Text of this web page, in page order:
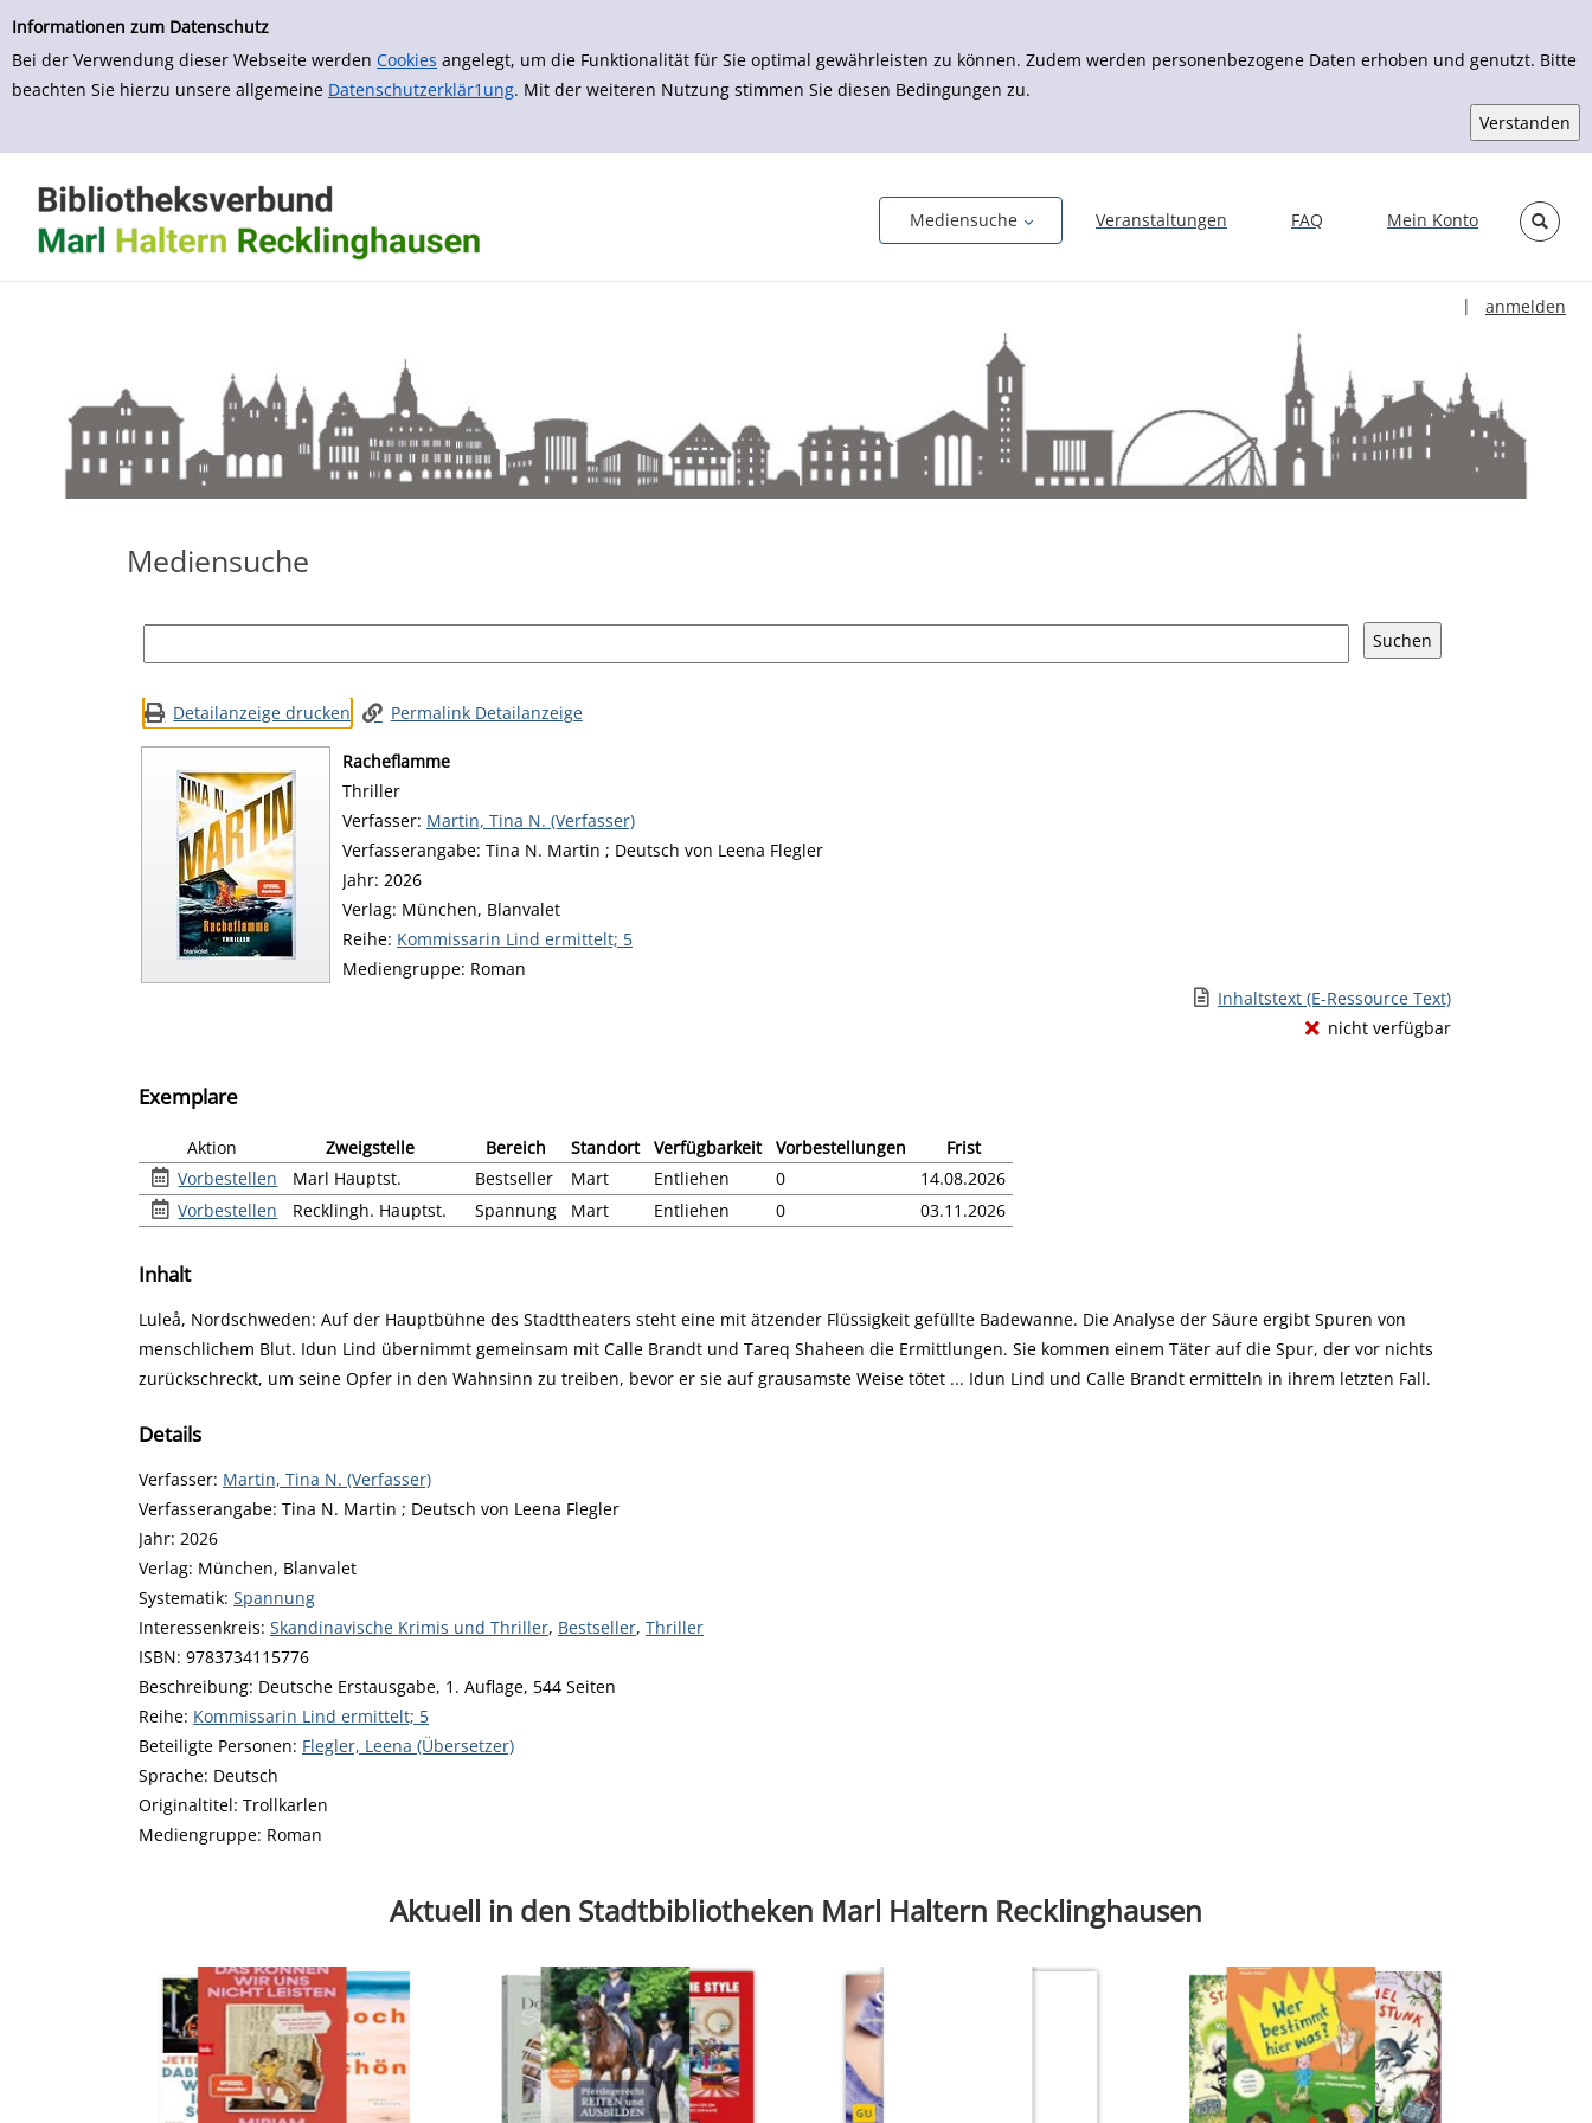
Informationen zum Datenschutz
Bei der Verwendung dieser Webseite werden Cookies angelegt, um die Funktionalität für Sie optimal gewährleisten zu können. Zudem werden personenbezogene Daten erhoben und genutzt. Bitte
beachten Sie hierzu unsere allgemeine Datenschutzerklär1ung. Mit der weiteren Nutzung stimmen Sie diesen Bedingungen zu.
zur Navigation springen
zum Inhalt springen
Zur Detailanzeige springen
Mediensuche Veranstaltungen FAQ Mein Konto
| anmelden
Sprache
Mediensuche
Detailanzeige drucken Permalink Detailanzeige
Racheflamme
Thriller
Verfasser: Suche nach diesem Verfasser
Martin, Tina N. (Verfasser)
Verfasserangabe: Tina N. Martin ; Deutsch von Leena Flegler
Jahr: 2026
Verlag: München, Blanvalet
Reihe: Kommissarin Lind ermittelt; 5
Mediengruppe: Roman
Link zu einem externen Medieninhalt - wird in
Inhaltstext (E-Ressource Text)
nicht verfügbar
Exemplare
Aktion Zweigstelle Bereich Standort Verfügbarkeit Vorbestellungen
Frist
Vorbestellen
Marl Hauptst. Bestseller Mart Entliehen 0
14.08.2026
Vorbestellen
Recklingh. Hauptst. Spannung Mart Entliehen 0 03.11.2026
Inhalt
Luleå, Nordschweden: Auf der Hauptbühne des Stadttheaters steht eine mit ätzender Flüssigkeit gefüllte Badewanne. Die Analyse der Säure ergibt Spuren von
menschlichem Blut. Idun Lind übernimmt gemeinsam mit Calle Brandt und Tareq Shaheen die Ermittlungen. Sie kommen einem Täter auf die Spur, der vor nichts
zurückschreckt, um seine Opfer in den Wahnsinn zu treiben, bevor er sie auf grausamste Weise tötet ... Idun Lind und Calle Brandt ermitteln in ihrem letzten Fall.
Details
Verfasser: Suche nach diesem Verfasser
Martin, Tina N. (Verfasser)
Verfasserangabe: Tina N. Martin ; Deutsch von Leena Flegler
Jahr: 2026
Verlag: München, Blanvalet
opens in new tab
Diesen Link in neuem Tab öffnen
Systematik: Suche nach dieser Systematik
Spannung
Interessenkreis: Suche nach diesem Interessenskreis
Skandinavische Krimis und Thriller, Bestseller, Thriller
ISBN: 9783734115776
Beschreibung: Deutsche Erstausgabe, 1. Auflage, 544 Seiten
Reihe: Kommissarin Lind ermittelt; 5
Beteiligte Personen: Suche nach dieser Beteiligten Person
Flegler, Leena (Übersetzer)
Sprache: Deutsch
Originaltitel: Trollkarlen
Mediengruppe: Roman
Aktuell in den Stadtbibliotheken Marl Haltern Recklinghausen